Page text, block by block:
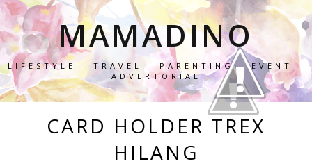
MAMADINO
LIFESTYLE - TRAVEL - PARENTING - EVENT -
ADVERTORIAL
CARD HOLDER TREX
HILANG